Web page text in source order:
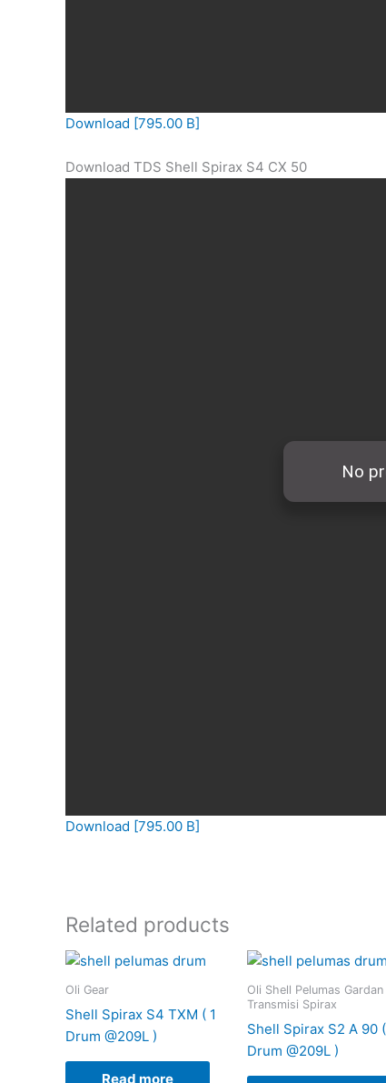
Download [795.00 B]
Download TDS Shell Spirax S4 CX 50
Download [795.00 B]
Related products
Oli Gear
Shell Spirax S4 TXM ( 1
Drum @209L )
Read more
Oli Shell Pelumas Gardan
Transmisi Spirax
Shell Spirax S2 A 90 (
Drum @209L )